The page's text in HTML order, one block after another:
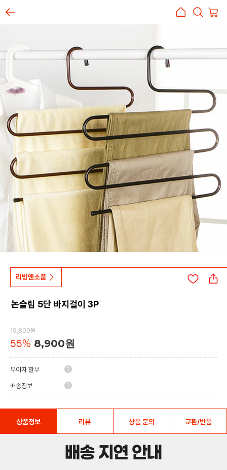
리빙앤소품
논슬립 5단 바지걸이 3P
19,800원
55% 8,900원
무이자 할부
배송정보
상품정보 리뷰 상품 문의 교환/반품